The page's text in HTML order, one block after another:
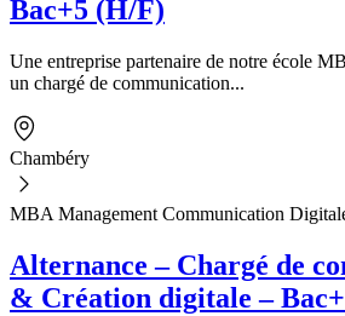
Bac+5 (H/F)
Une entreprise partenaire de notre école
un chargé de communication...
Chambéry
MBA Management Communication
Alternance – Chargé de
& Création digitale –